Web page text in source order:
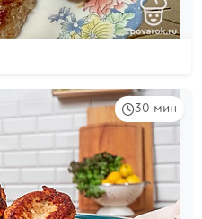
30 мин